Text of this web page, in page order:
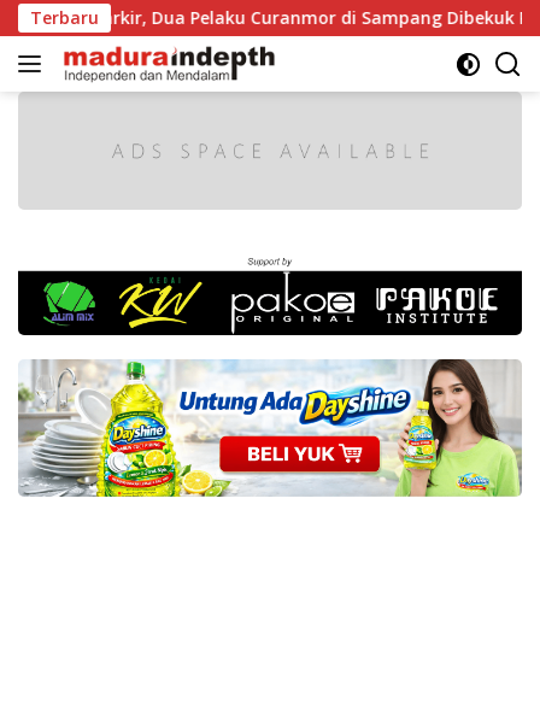
Langsung
ke
konten
Terbaru
Diparkir, Dua Pelaku Curanmor di Sampang Dibekuk Polisi